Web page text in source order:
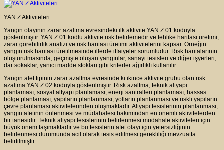
YAN.Z Aktiviteleri
Yangın olayının zarar azaltma evresindeki ilk aktivite YAN.Z.01 koduyla
gösterilmiştir. YAN.Z.01 kodlu aktivite risk belirlemedir ve tehlike haritası üretimi,
zarar görebilirlik analizi ve risk haritası üretimi aktivitelerini kapsar. Örneğin
yangın risk haritası üretilmesinde illerde itfaiyeler sorumludur. Risk haritalarının
oluşturulmasında, geçmişte oluşan yangınlar, sanayi tesisleri ve diğer işyerleri,
dar sokaklar, yanıcı madde stokları gibi kriterler ağırlıklı kullanılır.
Yangın afet tipinin zarar azaltma evresinde ki ikince aktivite grubu olan risk
azaltma YAN.Z.02 koduyla gösterilmiştir. Risk azaltma; teknik altyapı
planlaması, sosyal altyapı planlaması, enerji santralleri planlaması, hassas
bölge planlaması, yapıların planlanması, yolların planlanması ve riskli yapıların
çevre planlaması aktivitelerinden oluşmaktadır. Altyapı tesislerinin planlanması,
yangın afetinin önlenmesi ve müdahalesi bakımından en önemli aktivitelerden
bir tanesidir. Teknik altyapı tesislerinin belirlenmesi müdahale aktiviteleri için
büyük önem taşımaktadır ve bu tesislerin afet olayı için yetersizliğinin
belirlenmesi durumunda acil olarak tesis edilmesi gerekliliği mevzuatta
belirtilmiştir.